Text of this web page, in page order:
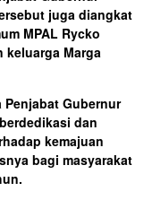
juga diangkat
MPAL Rycko
keluarga Marga
Gubernur
dan
kemajuan
bagi masyarakat